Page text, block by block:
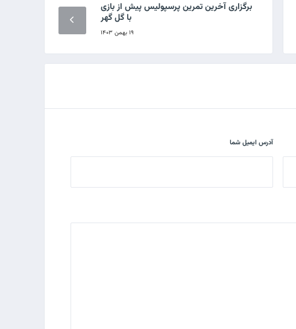
برگزاری آخرین تمرین پرسپولیس پیش از بازی
با گل گهر
۱۹ بهمن ۱۴۰۳
آدرس ایمیل شما